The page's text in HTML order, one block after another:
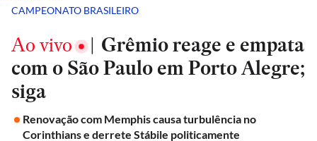
CAMPEONATO BRASILEIRO
Ao vivo | Grêmio reage e empata
com o São Paulo em Porto Alegre;
siga
Renovação com Memphis causa turbulência no
Corinthians e derrete Stábile politicamente